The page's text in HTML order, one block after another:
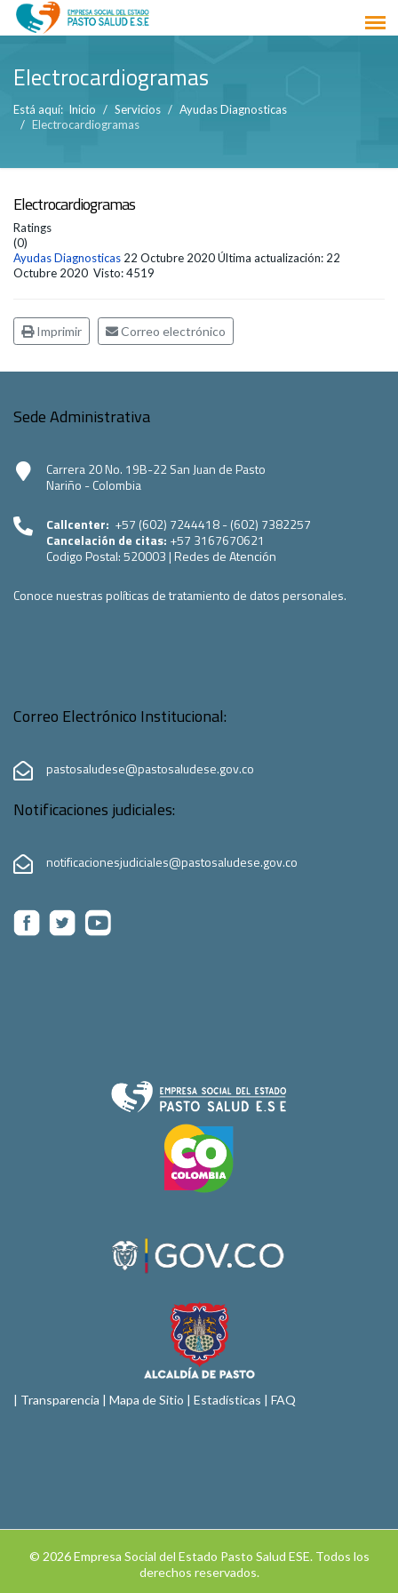
Electrocardiogramas
Está aquí: Inicio Servicios
Ayudas Diagnosticas
Electrocardiogramas
Electrocardiogramas
Ratings
(0)
Ayudas Diagnosticas 22 Octubre 2020Última actualización: 22
Octubre 2020 Visto: 4519
Imprimir Correo electrónico
Sede Administrativa
Carrera 20 No. 19B-22 San Juan de Pasto
Nariño - Colombia
Callcenter: +57 (602) 7244418 - (602) 7382257
Cancelación de citas: +57 3167670621
Codigo Postal:520003 | Redes de Atención
Conoce nuestras políticas de tratamiento de datos personales.
Correo Electrónico Institucional:
pastosaludese@pastosaludese.gov.co
Notificaciones judiciales:
notificacionesjudiciales@pastosaludese.gov.co
| Transparencia | Mapa de Sitio | Estadísticas | FAQ
© 2026 Empresa Social del Estado Pasto Salud ESE. Todos los
derechos reservados.